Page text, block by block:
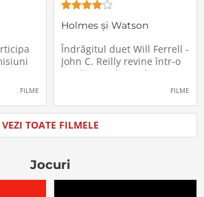
o
le are
FILME
Holmes și Watson
Îndrăgitul duet Will Ferrell -
John C. Reilly revine într-o
nouă comedie: Holmes &
Watson, povestea super-
Holmes și a asistentului
său, dr. Watson, inspirată
de romanul best-seller al
De data
FILME
VEZI TOATE FILMELE
Jocuri